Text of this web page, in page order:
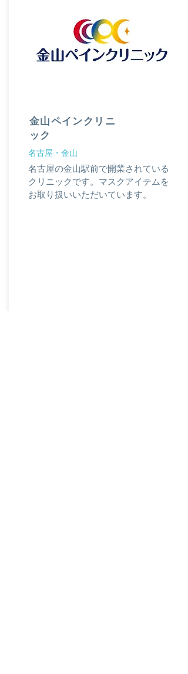
金山ペインクリニ
ック
名古屋・金山
名古屋の金山駅前で開業されている
クリニックです。マスクアイテムを
お取り扱いいただいています。